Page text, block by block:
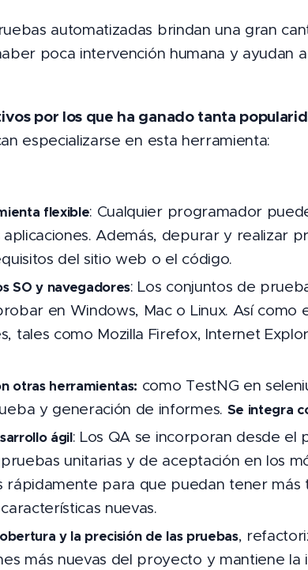
automatizadas brindan una gran
poca intervención humana y ayudan
por los que ha ganado tanta
especializarse en esta herramienta:
flexible: Cualquier programador
Además, depurar y realizar
del sitio web o el código.
SO y navegadores: Los conjuntos de
en Windows, Mac o Linux. Así como
tales como Mozilla Firefox, Internet
otras herramientas: como TestNG en
y generación de informes. Se integra
ágil: Los QA se incorporan desde
unitarias y de aceptación en los
rápidamente para que puedan tener
nuevas.
y la precisión de las pruebas,
más nuevas del proyecto y mantiene la